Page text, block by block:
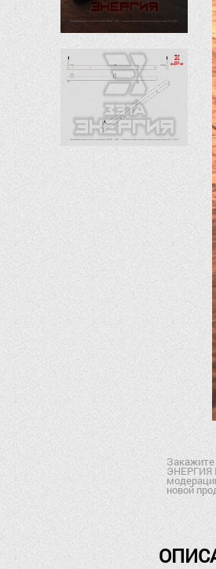
Закажите
ЭНЕРГИЯ
новой